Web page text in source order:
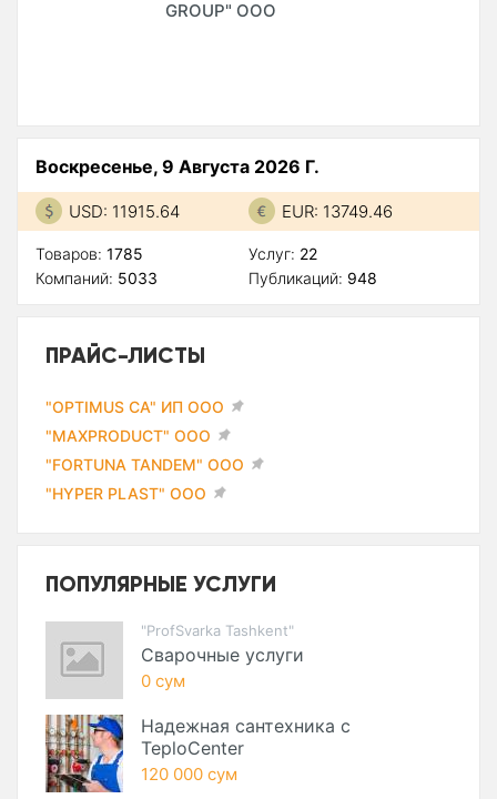
GROUP" ООО
Воскресенье, 9 Августа 2026 Г.
USD: 11915.64 EUR: 13749.46
Товаров: 1785
Компаний: 5033
Услуг: 22
Публикаций: 948
ПРАЙС-ЛИСТЫ
"OPTIMUS CA" ИП ООО
"MAXPRODUCT" ООО
"FORTUNA TANDEM" ООО
"HYPER PLAST" ООО
ПОПУЛЯРНЫЕ УСЛУГИ
"ProfSvarka Tashkent"
Сварочные услуги
0 сум
Надежная сантехника с
TeploCenter
120 000 сум